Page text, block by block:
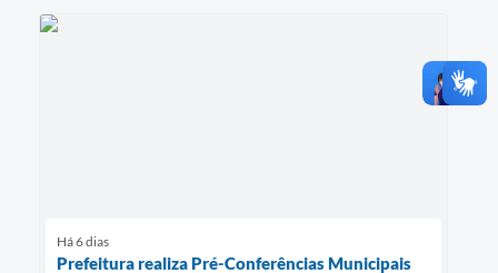
Há 6 dias
Prefeitura realiza Pré-Conferências Municipais